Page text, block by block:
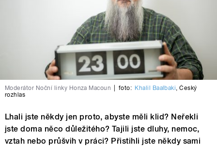
Moderátor Noční linky Honza Macoun foto: Khalil Baalbaki,Český
rozhlas
Lhali jste někdy jen proto, abyste měli klid? Neřekli
jste doma něco důležitého? Tajili jste dluhy, nemoc,
vztah nebo průšvih v práci? Přistihli jste někdy sami